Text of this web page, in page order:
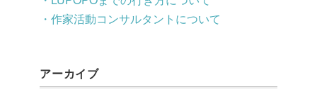
・作家活動コンサルタントについて
アーカイブ